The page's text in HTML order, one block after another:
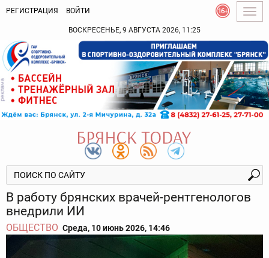
РЕГИСТРАЦИЯ ВОЙТИ
ВОСКРЕСЕНЬЕ, 9 АВГУСТА 2026, 11:25
В работу брянских врачей-рентгенологов
внедрили ИИ
ОБЩЕСТВО Среда, 10 июнь 2026, 14:46